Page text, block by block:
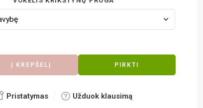
Į KREPŠELĮ PIRKTI
Pristatymas Užduok klausimą